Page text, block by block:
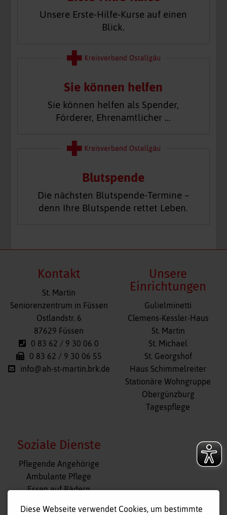
Unsere Erste-Hilfe-Kurse auf einen
Blick.
Sie können helfen
Sie können helfen als Spender,
Förderer, Ehrenamtlicher …
Blutspende
Die nächsten Blutspende-Termine –
denn Ihre Blutspende rettet Leben.
Kontakt
St. Martin
Seniorenzentrum in Füssen
Ostlandstr. 6
87629 Füssen
0 83 62 / 9 30 06 0
0 83 62 / 9 30 06 55
info@ah-st-martin.brk.de
Unsere
Einrichtungen
Navigation
überspringen
Gulielminetti
Clemens-Kessler-Haus
St. Martin
St. Michael
St. Georgshof
Haus Schimmelreiter
Stationäre Wohngruppe
Obergünzburg
Tagespflege
Soziale Dienste
Navigation
überspringen
Pflegende Angehörige
Ambulante Pflege
Essen auf Rädern
Diese Webseite verwendet Cookies, um bestimmte